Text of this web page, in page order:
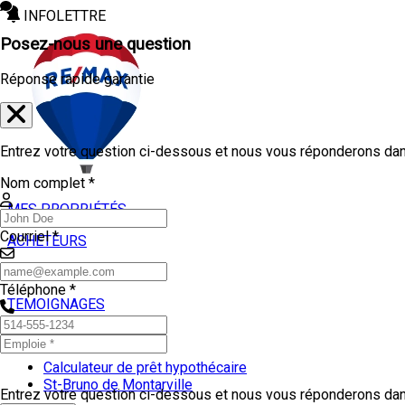
INFOLETTRE
MES PROPRIÉTÉS
ACHETEURS
VENDEURS
TEMOIGNAGES
OUTILS
Calculateur de prêt hypothécaire
St-Bruno de Montarville
Posez-nous une question
Réponse rapide garantie
Entrez votre question ci-dessous et nous vous réponderons
Nom complet *
Courriel *
Téléphone *
Entrez votre question ci-dessous et nous vous réponderons